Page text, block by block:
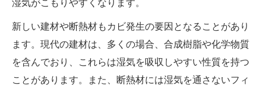
湿気がこもりやすくなります。
新しい建材や断熱材もカビ発生の要因となることがあり
ます。現代の建材は、多くの場合、合成樹脂や化学物質
を含んでおり、これらは湿気を吸収しやすい性質を持つ
ことがあります。また、断熱材には湿気を通さないフィ